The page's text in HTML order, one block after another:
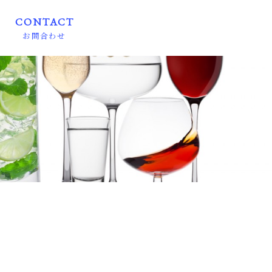
CONTACT
お問合わせ